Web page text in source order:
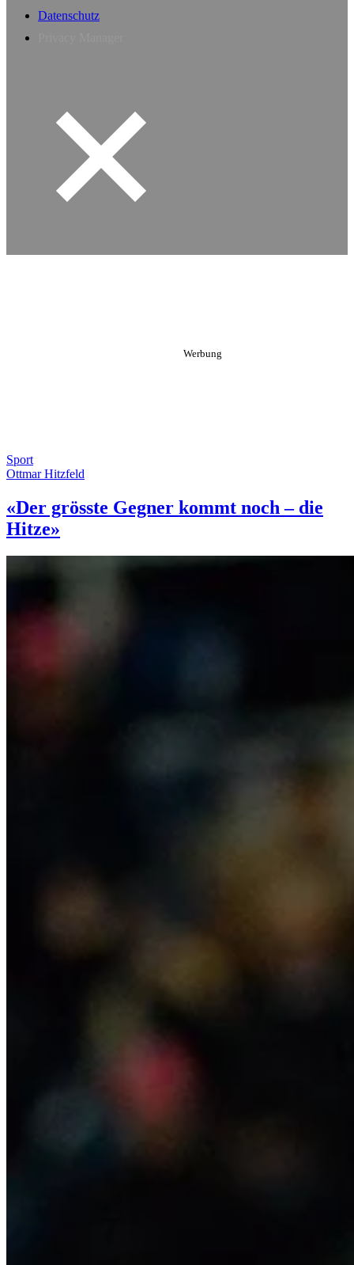
Datenschutz
Sport
Ottmar Hitzfeld
«Der grösste Gegner kommt noch – die
Hitze»